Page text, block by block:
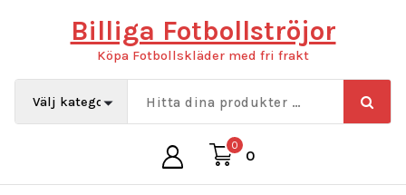
Billiga Fotbollströjor
Köpa Fotbollskläder med fri frakt
0
0